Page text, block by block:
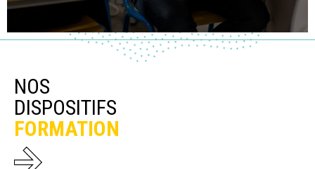
NOS
DISPOSITIFS
FORMATION